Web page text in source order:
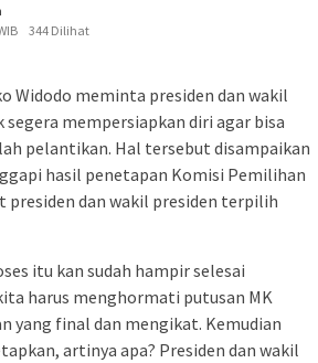
344 Dilihat
Widodo meminta presiden dan wakil
mempersiapkan diri agar bisa
pelantikan. Hal tersebut disampaikan
hasil penetapan Komisi Pemilihan
presiden dan wakil presiden terpilih
itu kan sudah hampir selesai
harus menghormati putusan MK
yang final dan mengikat. Kemudian
artinya apa? Presiden dan wakil